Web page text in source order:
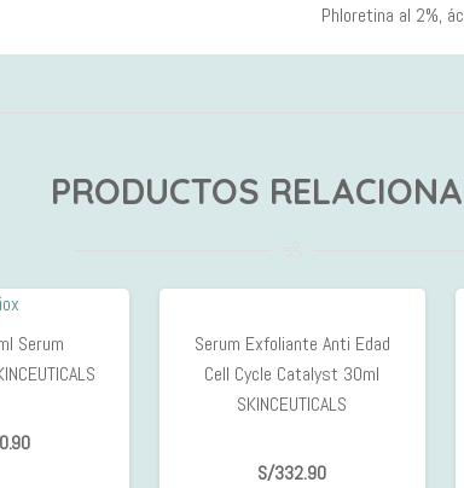
Phloretina al 2%,
PRODUCTOS
Serum
Serum Exfoliante Anti Edad
Cell Cycle Catalyst 30ml
SKINCEUTICALS
S/332.90